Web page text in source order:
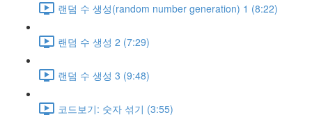
랜덤 수 생성(random number generation) 1 (8:22)
랜덤 수 생성 2 (7:29)
랜덤 수 생성 3 (9:48)
코드보기: 숫자 섞기 (3:55)